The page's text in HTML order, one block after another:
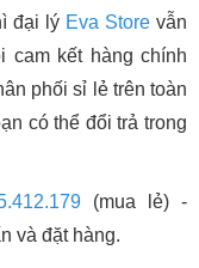
đại lý Eva Store vẫn
cam kết hàng chính
phối sỉ lẻ trên toàn
có thể đổi trả trong
(mua lẻ) -
và đặt hàng.